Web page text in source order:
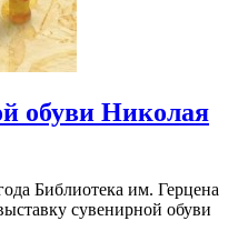
обуви Николая
Библиотека им. Герцена
сувенирной обуви